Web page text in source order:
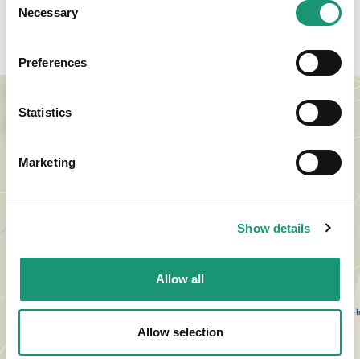
Selection
Necessary
Preferences
Statistics
Marketing
Show details
Allow all
Allow selection
−